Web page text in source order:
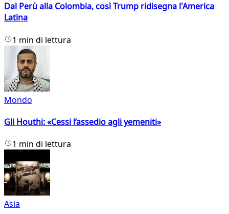
Dal Perù alla Colombia, così Trump ridisegna l'America
Latina
1 min di lettura
Mondo
Gli Houthi: «Cessi l’assedio agli yemeniti»
1 min di lettura
Asia